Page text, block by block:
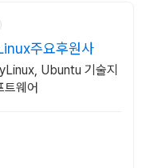
주요후원사
Ubuntu 기술지
웨어